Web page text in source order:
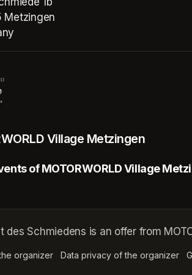
Metzingen
in a new tab)
Village Metzingen
of MOTORWORLD Village
des Schmiedens is an offer from
organizer (opens in a new tab)
Data privacy of the organizer